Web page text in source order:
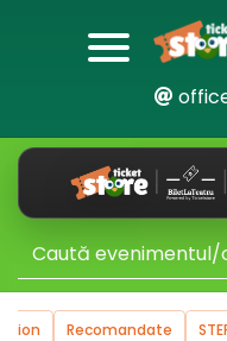
Recomandate